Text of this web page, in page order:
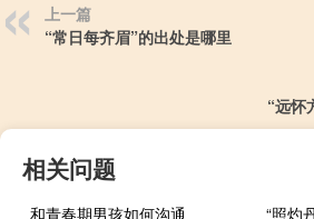
上一篇
“常日每齐眉”的出处是哪里
“远怀
相关问题
和青春期男孩如何沟通
“照灼